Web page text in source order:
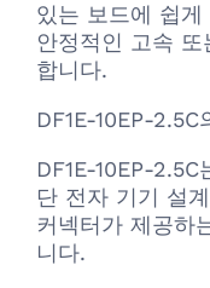
있는 보드에 쉽
안정적인 고속
합니다.
DF1E-10EP-2.5C
DF1E-10EP-
단 전자 기기 설
커넥터가 제공하
니다.